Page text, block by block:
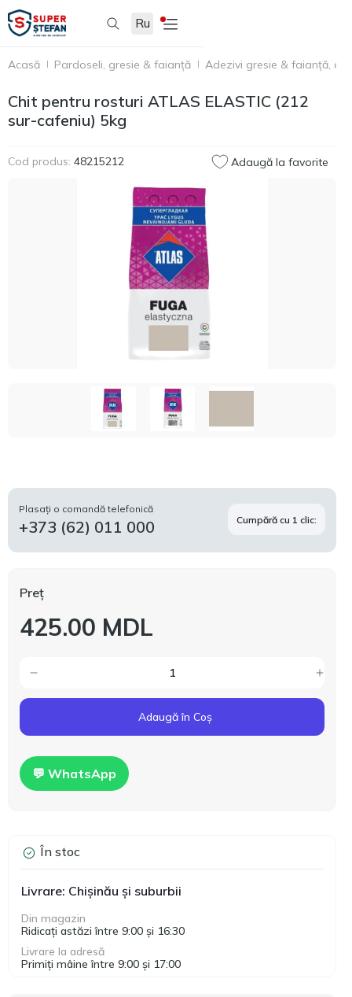
Ru
Acasă Pardoseli, gresie & faianță Adezivi gresie & faianță,
Chit pentru rosturi ATLAS ELASTIC (212
sur-cafeniu) 5kg
Cod produs: 48215212 Adaugă la favorite
Plasați o comandă telefonică
+373 (62) 011 000 Cumpără cu 1 clic:
Preț
425.00 MDL
Adaugă în Coș
💬 WhatsApp
În stoc
Livrare: Chișinău și suburbii
Din magazin
Ridicați astăzi între 9:00 și 16:30
Livrare la adresă
Primiți mâine între 9:00 și 17:00